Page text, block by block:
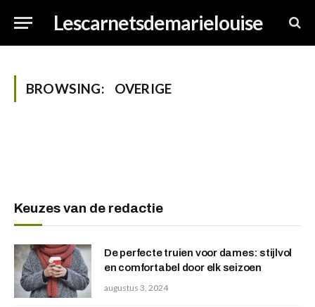
Lescarnetsdemarielouise
BROWSING: OVERIGE
Keuzes van de redactie
De perfecte truien voor dames: stijlvol
en comfortabel door elk seizoen
augustus 3, 2024